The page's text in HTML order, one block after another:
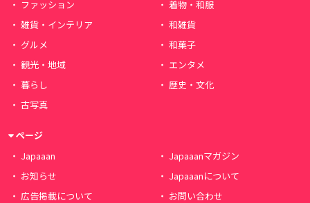
ファッション
着物・和服
雑貨・インテリア
和雑貨
グルメ
和菓子
観光・地域
エンタメ
暮らし
歴史・文化
古写真
ページ
Japaaan
Japaaanマガジン
お知らせ
Japaaanについて
広告掲載について
お問い合わせ